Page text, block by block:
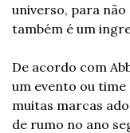
universo, para não
também é um
De acordo com
um evento ou
muitas marcas
de rumo no ano